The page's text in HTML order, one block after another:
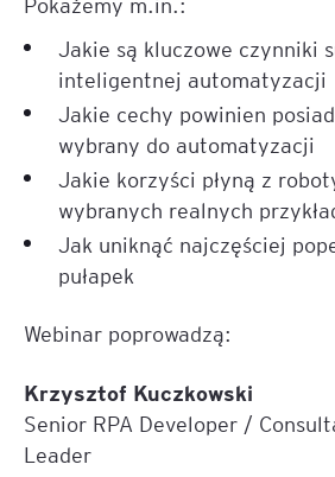
Jakie są kluczowe czynniki
inteligentnej automatyzacji
Jakie cechy powinien
wybrany do automatyzacji
Jakie korzyści płyną z
wybranych realnych
Jak uniknąć najczęściej
pułapek
Webinar poprowadzą:
Krzysztof Kuczkowski
Senior RPA Developer /
Leader